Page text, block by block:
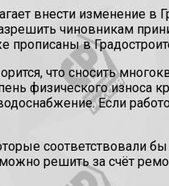
внести изменение
чиновникам
прописаны в
что сносить
физического
Если
соответствовали
решить за счёт